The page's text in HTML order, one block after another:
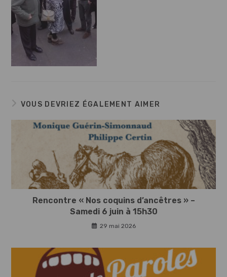
VOUS DEVRIEZ ÉGALEMENT AIMER
Rencontre « Nos coquins d’ancêtres » –
Samedi 6 juin à 15h30
29 mai 2026